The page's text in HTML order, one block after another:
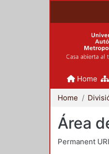
Home
Home
Área
Permanent